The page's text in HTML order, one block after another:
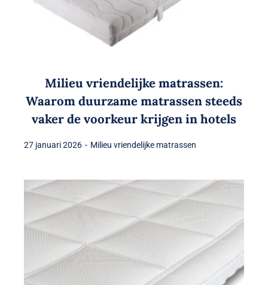
Milieu vriendelijke matrassen:
Waarom duurzame matrassen steeds
vaker de voorkeur krijgen in hotels
27 januari 2026 - Milieu vriendelijke matrassen